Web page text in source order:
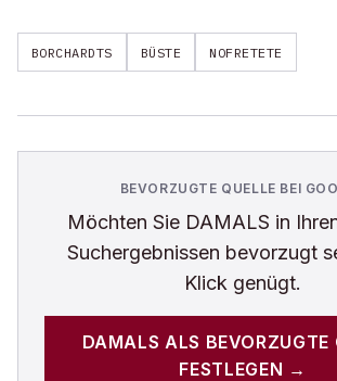
BORCHARDTS BÜSTE NOFRETETE
BEVORZUGTE QUELLE BEI
Möchten Sie DAMALS in
Suchergebnissen bevorzugt
Klick genügt.
DAMALS ALS BEVORZUGTE
FESTLEGEN →